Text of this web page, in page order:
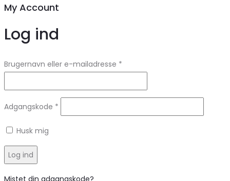
My Account
Log ind
Brugernavn eller e-mailadresse *
Adgangskode *
Husk mig
Log ind